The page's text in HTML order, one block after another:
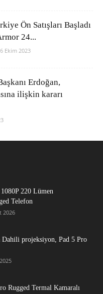
Ön Satışları Başladı
24...
Ekim 2023
Erdoğan,
ilişkin kararı
220 Lümen
Telefon
2026
projeksiyon, Pad 5 Pro
Rugged Termal Kamaralı